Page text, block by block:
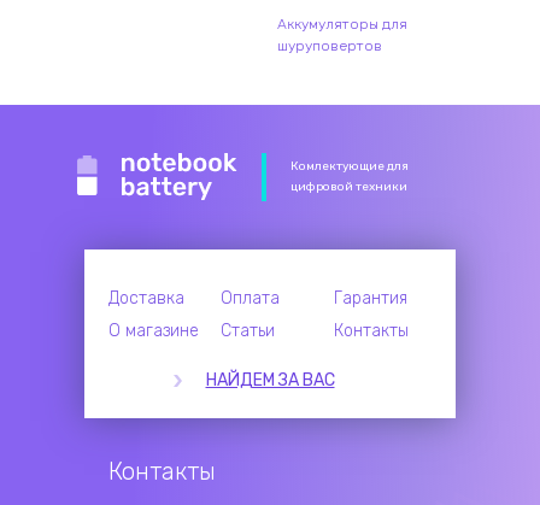
Аккумуляторы для
шуруповертов
Комлектующие для
цифровой техники
Доставка Оплата
Гарантия
О магазине
Статьи Контакты
НАЙДЕМ ЗА ВАС
Контакты